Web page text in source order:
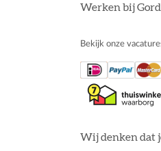
Werken bij
Bekijk onze
Wij denken dat